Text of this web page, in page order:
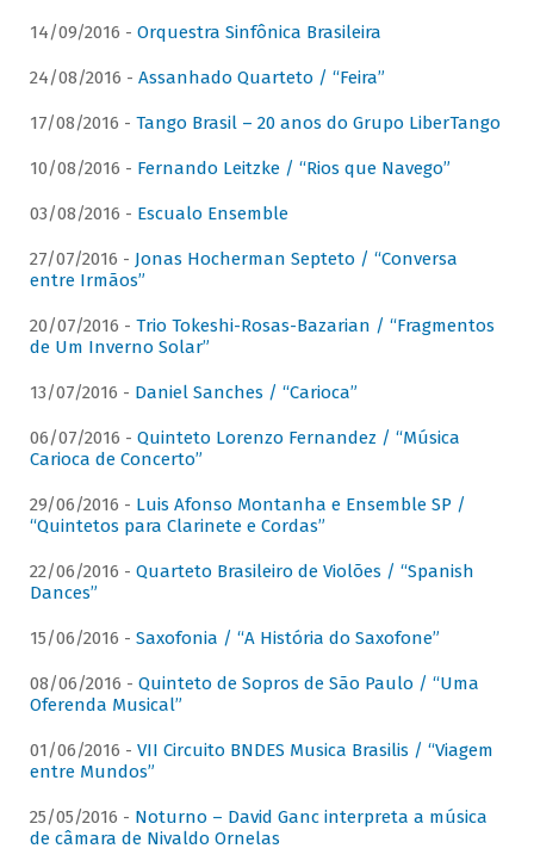
14/09/2016 - Orquestra Sinfônica Brasileira
24/08/2016 - Assanhado Quarteto / “Feira”
17/08/2016 - Tango Brasil – 20 anos do Grupo LiberTango
10/08/2016 - Fernando Leitzke / “Rios que Navego”
03/08/2016 - Escualo Ensemble
27/07/2016 - Jonas Hocherman Septeto / “Conversa
entre Irmãos”
20/07/2016 - Trio Tokeshi-Rosas-Bazarian / “Fragmentos
de Um Inverno Solar”
13/07/2016 - Daniel Sanches / “Carioca”
06/07/2016 - Quinteto Lorenzo Fernandez / “Música
Carioca de Concerto”
29/06/2016 - Luis Afonso Montanha e Ensemble SP /
“Quintetos para Clarinete e Cordas”
22/06/2016 - Quarteto Brasileiro de Violões / “Spanish
Dances”
15/06/2016 - Saxofonia / “A História do Saxofone”
08/06/2016 - Quinteto de Sopros de São Paulo / “Uma
Oferenda Musical”
01/06/2016 - VII Circuito BNDES Musica Brasilis / “Viagem
entre Mundos”
25/05/2016 - Noturno – David Ganc interpreta a música
de câmara de Nivaldo Ornelas